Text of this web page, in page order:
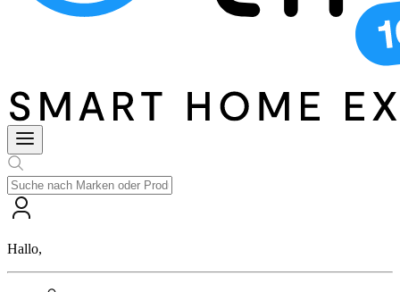
Hallo,